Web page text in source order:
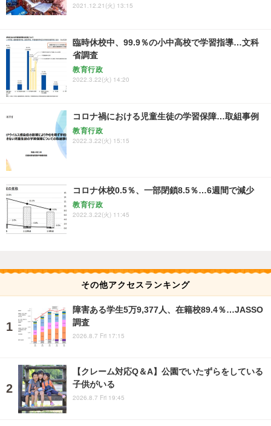
2021.12.21(火) 13:15
臨時休校中、99.9％の小中高校で学習指導…文科
省調査
教育行政
2022.3.22(火) 14:20
コロナ禍における児童生徒の学習保障…取組事例
教育行政
2022.3.22(火) 15:15
コロナ休校0.5％、一部閉鎖8.5％…6週間で減少
教育行政
2022.3.22(火) 11:45
その他アクセスランキング
障害ある学生5万9,377人、在籍校89.4％…JASSO
調査
2026.8.7 Fri 17:15
【クレーム対応Q＆A】公園でいたずらをしている
子供がいる
2026.8.7 Fri 19:45